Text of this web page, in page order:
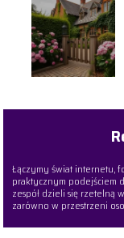
Łączymy świat internetu,
praktycznym podejściem
zespół dzieli się rzetelną
zarówno w przestrzeni